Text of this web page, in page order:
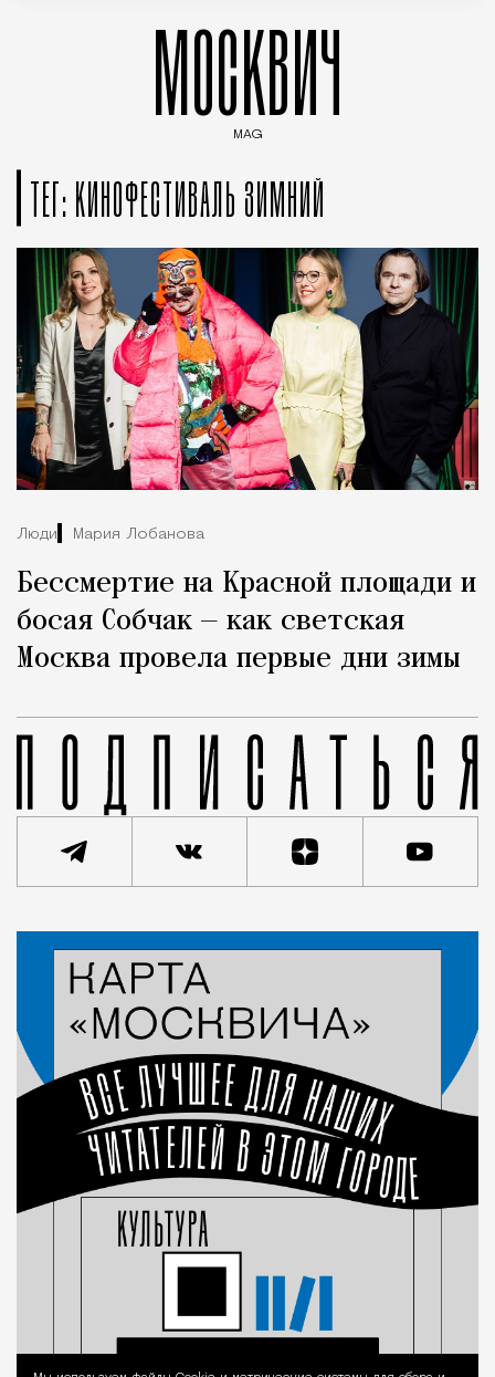
МОСКВИЧ
MAG
ТЕГ: КИНОФЕСТИВАЛЬ ЗИМНИЙ
Люди Мария Лобанова
Бессмертие на Красной площади и
босая Собчак — как светская
Москва провела первые дни зимы